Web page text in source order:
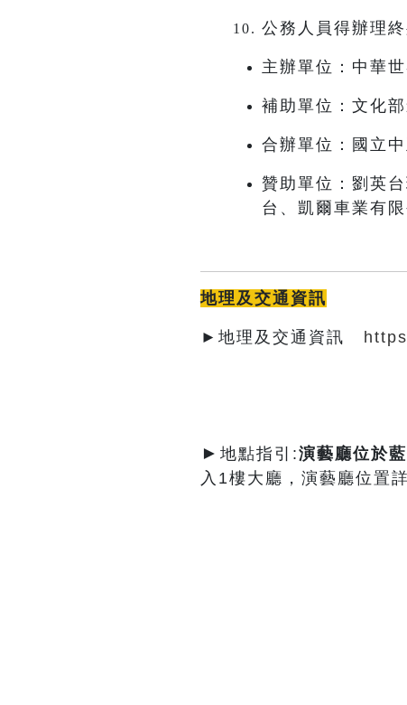
公務人員得辦理
主辦單位：中華
補助單位：文化
合辦單位：國立
贊助單位：劉英
台、凱爾車業有
地理及交通資訊
►地理及交通資訊
► 地點指引:演藝廳位於
入1樓大廳，演藝廳位置